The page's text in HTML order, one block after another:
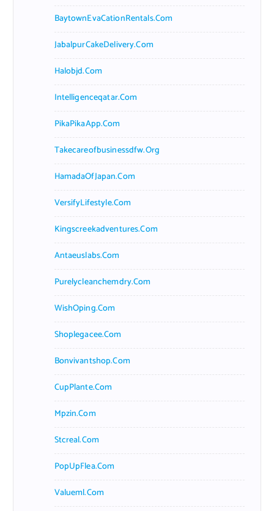
BaytownEvaCationRentals.com
JabalpurCakeDelivery.com
Halobjd.com
Intelligenceqatar.com
PikaPikaApp.com
Takecareofbusinessdfw.org
HamadaOfJapan.com
VersifyLifestyle.com
Kingscreekadventures.com
Antaeuslabs.com
Purelycleanchemdry.com
WishOping.com
Shoplegacee.com
Bonvivantshop.com
CupPlante.com
Mpzin.com
Stcreal.com
PopUpFlea.com
Valueml.com